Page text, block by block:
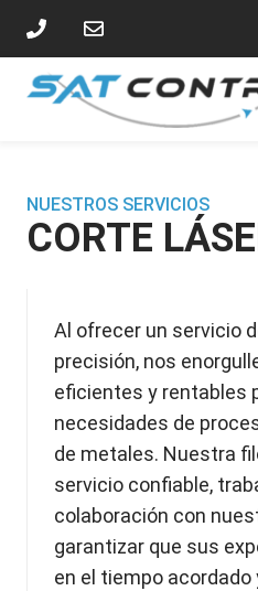
NUESTROS SERVICIOS
CORTE
Al ofrecer un servicio
precisión, nos
eficientes y rentables
necesidades de
de metales. Nuestra
servicio confiable,
colaboración con
garantizar que sus
en el tiempo acordado